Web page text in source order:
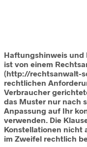
Haftungshinweis und
ist von einem
(http://rechtsanwalt-
rechtlichen
Verbraucher
das Muster nur nach
Anpassung auf Ihr
verwenden. Die
Konstellationen nicht
im Zweifel rechtlich